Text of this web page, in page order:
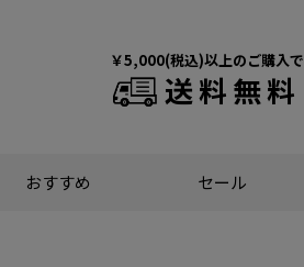
￥5,000(税込)以上のご購入で
送料無料
おすすめ セール